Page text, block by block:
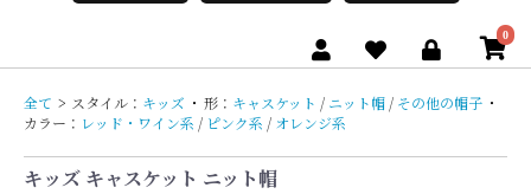
0
全て > スタイル： キッズ ・ 形： キャスケット / ニット帽 / その他の帽子 ・
カラー： レッド・ワイン系 / ピンク系 / オレンジ系
キッズ キャスケット ニット帽